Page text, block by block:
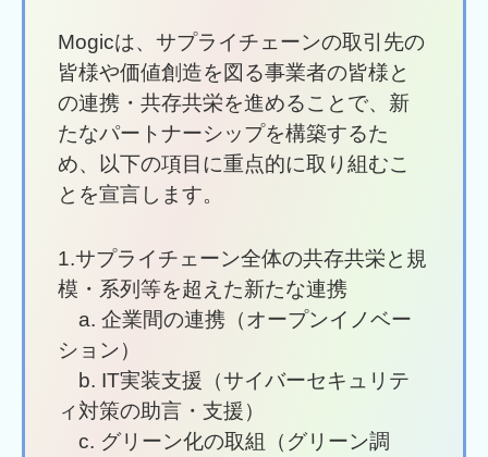
Mogicは、サプライチェーンの取引先の
皆様や価値創造を図る事業者の皆様と
の連携・共存共栄を進めることで、新
たなパートナーシップを構築するた
め、以下の項⽬に重点的に取り組むこ
とを宣⾔します。
1.サプライチェーン全体の共存共栄と規
模・系列等を超えた新たな連携
a. 企業間の連携（オープンイノベー
ション）
b. IT実装⽀援（サイバーセキュリテ
ィ対策の助⾔・⽀援）
c. グリーン化の取組（グリーン調